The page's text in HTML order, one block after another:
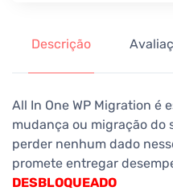
Descrição
All In One WP Migration é
mudança ou migração do
perder nenhum dado
promete entregar
DESBLOQUEADO